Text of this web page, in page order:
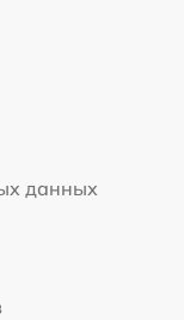
данных